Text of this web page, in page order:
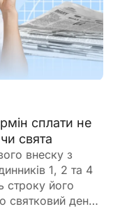
сплати не
свята
внеску з
1, 2 та 4
строку його
святковий день,